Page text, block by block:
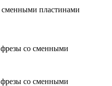
пластинами
со сменными
со сменными